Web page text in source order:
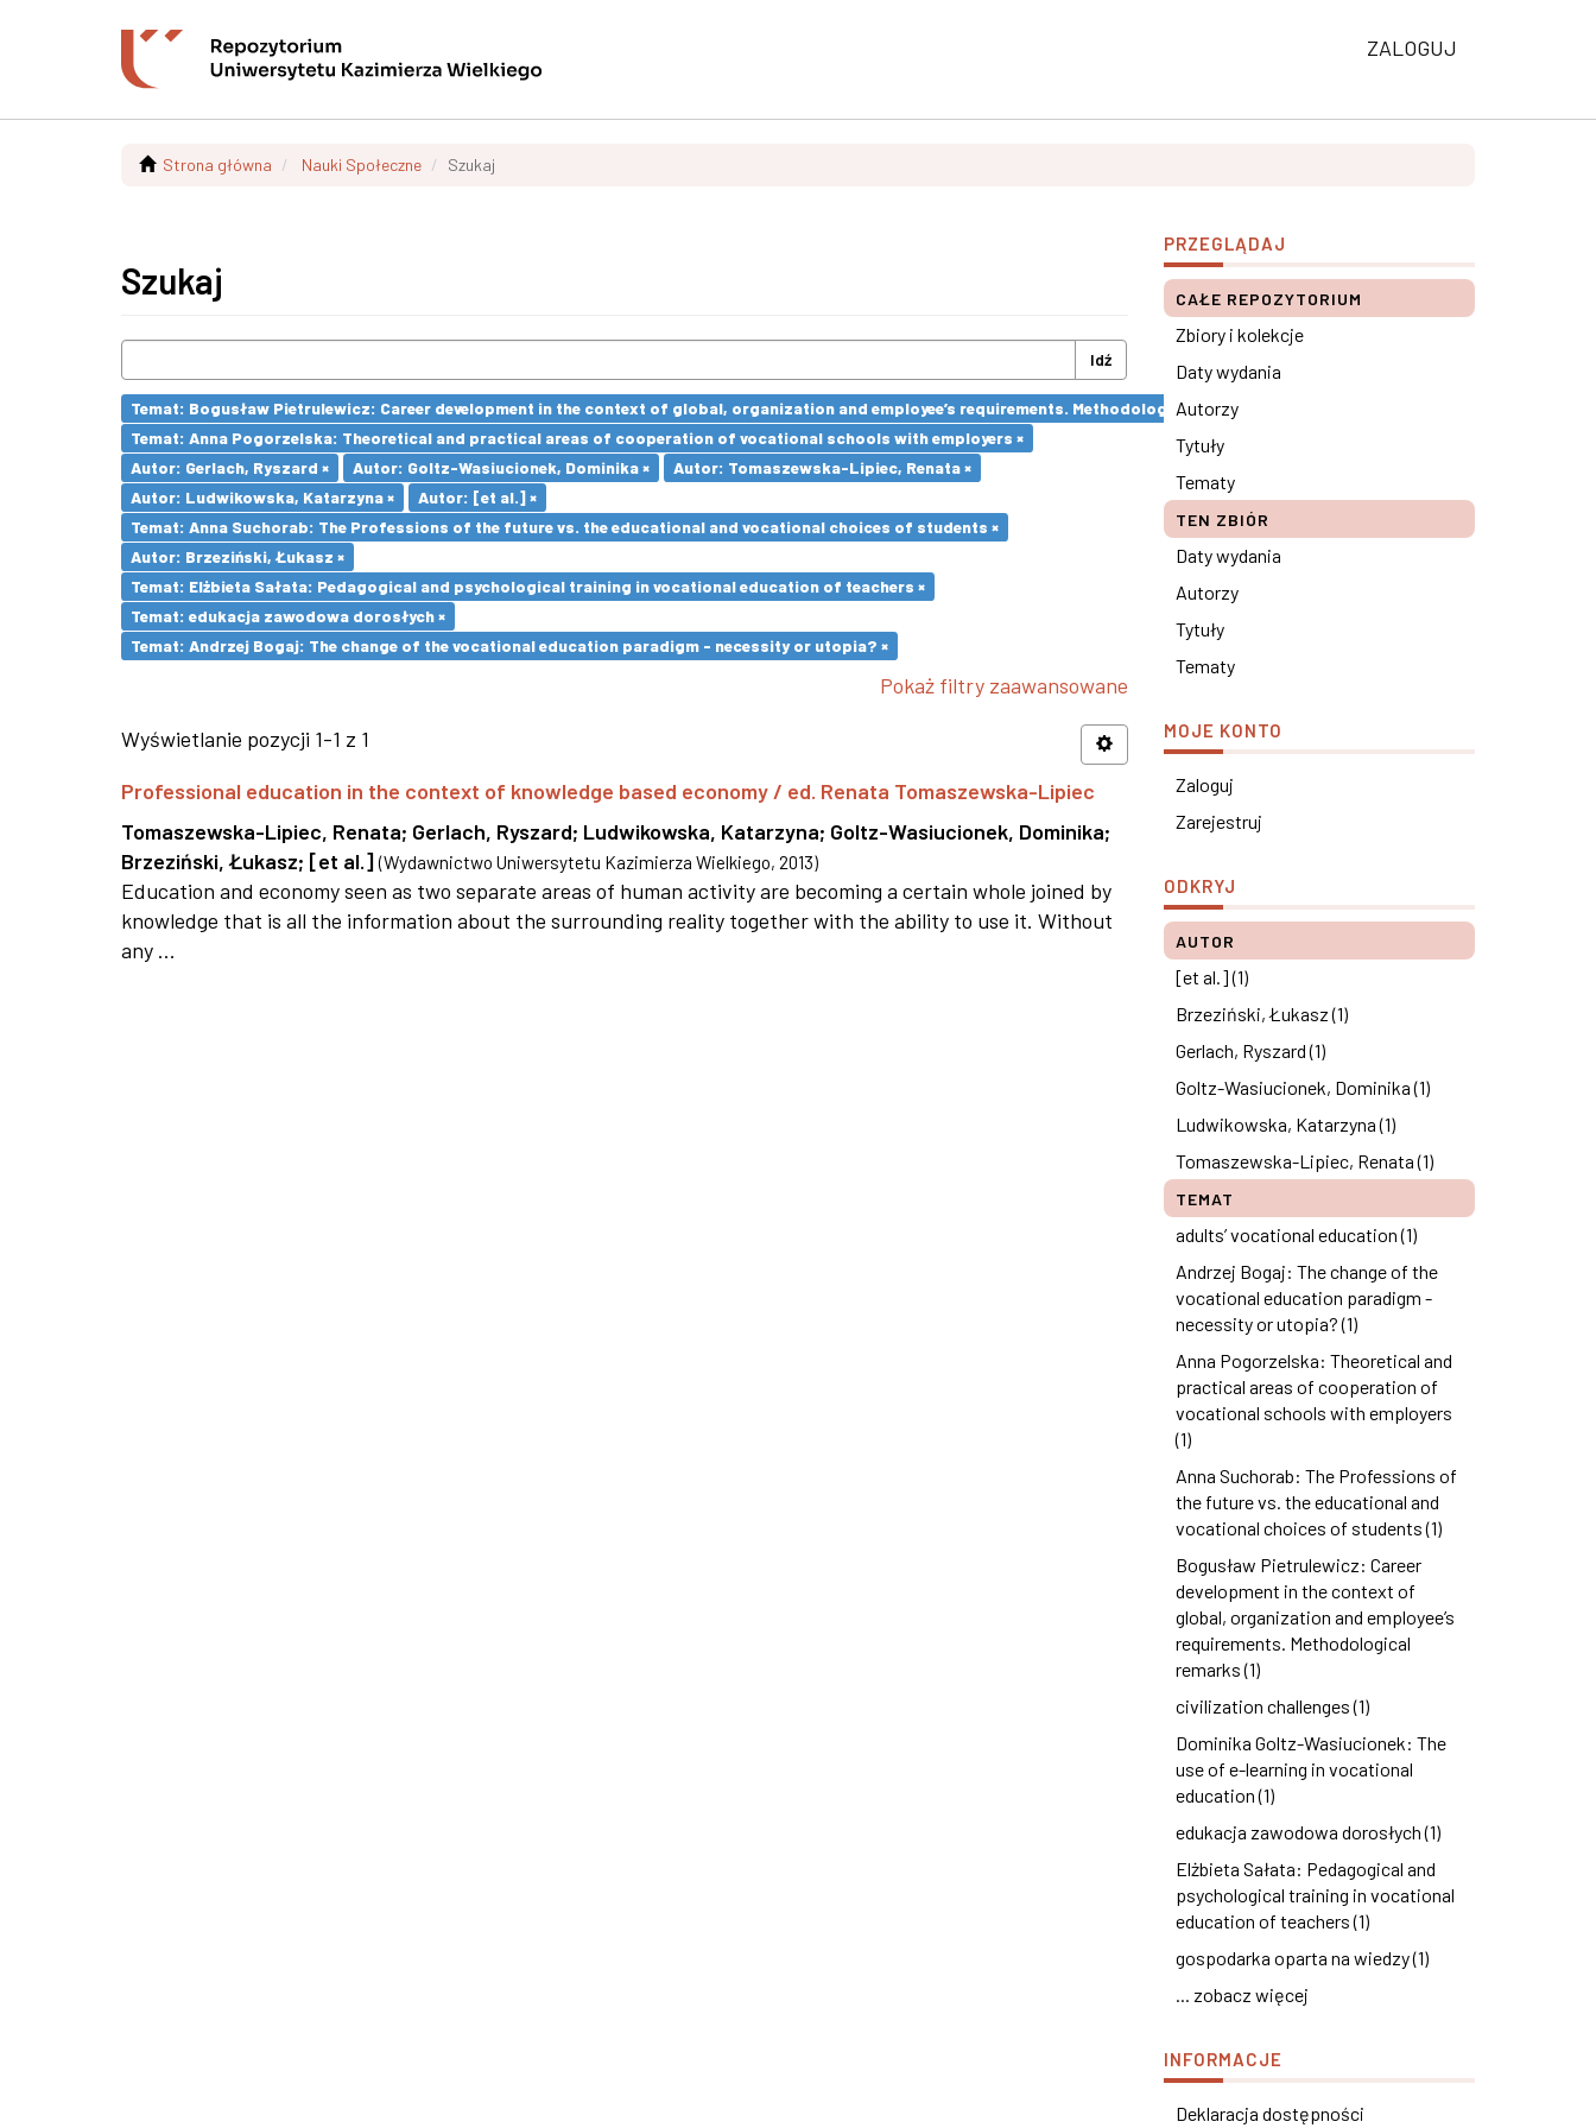
ZALOGUJ
Strona główna Nauki Społeczne Szukaj
Szukaj
Idź
Temat: Bogusław Pietrulewicz: Career development in the context of global, organization and employee’s requirements. Methodological remarks ×
Temat: Anna Pogorzelska: Theoretical and practical areas of cooperation of vocational schools with employers ×
Autor: Gerlach, Ryszard ×
Autor: Goltz-Wasiucionek, Dominika ×
Autor: Tomaszewska-Lipiec, Renata ×
Autor: Ludwikowska, Katarzyna ×
Autor: [et al.] ×
Temat: Anna Suchorab: The Professions of the future vs. the educational and vocational choices of students ×
Autor: Brzeziński, Łukasz ×
Temat: Elżbieta Sałata: Pedagogical and psychological training in vocational education of teachers ×
Temat: edukacja zawodowa dorosłych ×
Temat: Andrzej Bogaj: The change of the vocational education paradigm - necessity or utopia? ×
Pokaż filtry zaawansowane
Wyświetlanie pozycji 1-1 z 1
Professional education in the context of knowledge based economy / ed. Renata Tomaszewska-Lipiec
Tomaszewska-Lipiec, Renata; Gerlach, Ryszard; Ludwikowska, Katarzyna; Goltz-Wasiucionek, Dominika;
Brzeziński, Łukasz; [et al.] (Wydawnictwo Uniwersytetu Kazimierza Wielkiego, 2013)
Education and economy seen as two separate areas of human activity are becoming a certain whole joined by
knowledge that is all the information about the surrounding reality together with the ability to use it. Without
any ...
PRZEGLĄDAJ
CAŁE REPOZYTORIUM
Zbiory i kolekcje
Daty wydania
Autorzy
Tytuły
Tematy
TEN ZBIÓR
Daty wydania
Autorzy
Tytuły
Tematy
MOJE KONTO
Zaloguj
Zarejestruj
ODKRYJ
AUTOR
[et al.] (1)
Brzeziński, Łukasz (1)
Gerlach, Ryszard (1)
Goltz-Wasiucionek, Dominika (1)
Ludwikowska, Katarzyna (1)
Tomaszewska-Lipiec, Renata (1)
TEMAT
adults’ vocational education (1)
Andrzej Bogaj: The change of the
vocational education paradigm -
necessity or utopia? (1)
Anna Pogorzelska: Theoretical and
practical areas of cooperation of
vocational schools with employers
(1)
Anna Suchorab: The Professions of
the future vs. the educational and
vocational choices of students (1)
Bogusław Pietrulewicz: Career
development in the context of
global, organization and employee’s
requirements. Methodological
remarks (1)
civilization challenges (1)
Dominika Goltz-Wasiucionek: The
use of e-learning in vocational
education (1)
edukacja zawodowa dorosłych (1)
Elżbieta Sałata: Pedagogical and
psychological training in vocational
education of teachers (1)
gospodarka oparta na wiedzy (1)
... zobacz więcej
INFORMACJE
Deklaracja dostępności